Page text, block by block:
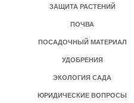
ЗАЩИТА РАСТЕНИЙ
ПОЧВА
ПОСАДОЧНЫЙ МАТЕРИАЛ
УДОБРЕНИЯ
ЭКОЛОГИЯ САДА
ЮРИДИЧЕСКИЕ ВОПРОСЫ